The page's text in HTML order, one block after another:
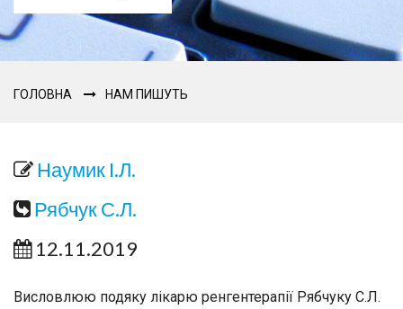
ГОЛОВНА НАМ ПИШУТЬ
Наумик І.Л.
Рябчук С.Л.
12.11.2019
Висловлюю подяку лікарю ренгентерапiї Рябчуку С.Л.